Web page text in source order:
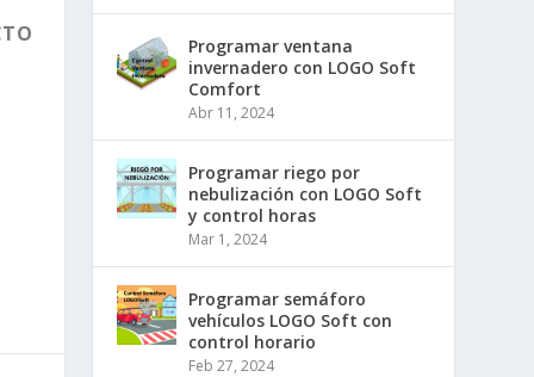
Programar ventana
invernadero con LOGO Soft
Comfort
Abr 11, 2024
Programar riego por
nebulización con LOGO Soft
y control horas
Mar 1, 2024
Programar semáforo
vehículos LOGO Soft con
control horario
Feb 27, 2024